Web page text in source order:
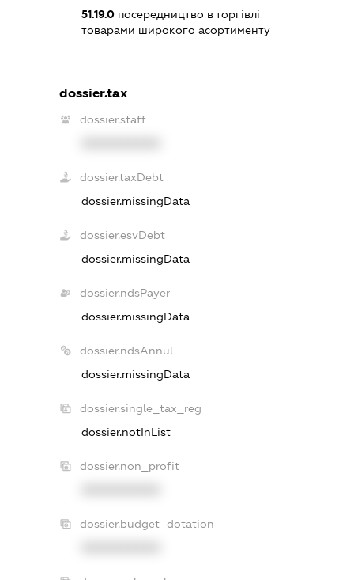
51.19.0 посередництво в торгівлі
товарами широкого асортименту
dossier.tax
dossier.staff
dossier.taxDebt
dossier.missingData
dossier.esvDebt
dossier.missingData
dossier.ndsPayer
dossier.missingData
dossier.ndsAnnul
dossier.missingData
dossier.single_tax_reg
dossier.notInList
dossier.non_profit
dossier.budget_dotation